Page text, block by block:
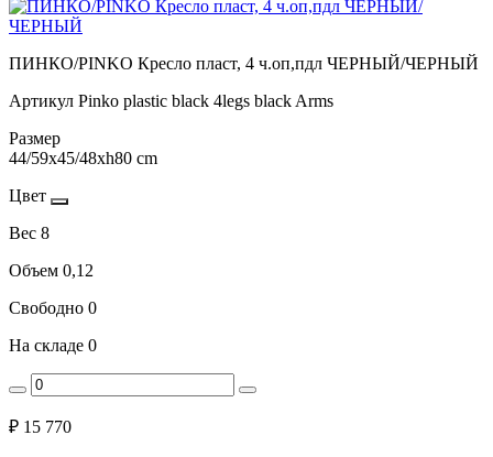
ПИНКО/PINKO Кресло пласт, 4 ч.оп,пдл ЧЕРНЫЙ/ЧЕРНЫЙ
Артикул Pinko plastic black 4legs black Arms
Размер
44/59x45/48xh80 cm
Цвет
Вес 8
Объем 0,12
Свободно 0
На складе 0
₽ 15 770